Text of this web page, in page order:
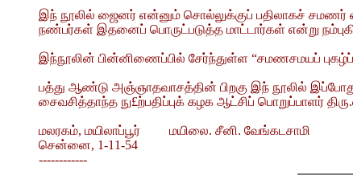
இந் நூலில் ஜைனர் என்னும் சொல்லுக்குப் பதிலாகச்
நண்பர்கள் இதனைப் பொருட்படுத்த மாட்டார்கள் என்று
இந்நூலின் பின்னிணைப்பில் சேர்ந்துள்ள “சமணசமயப்
பத்து ஆண்டு அஞ்ஞாதவாசத்தின் பிறகு இந் நூலில்
சைவசித்தாந்த நு£ற்பதிப்புக் கழக ஆட்சிப் பொறுப்பாளர்
மலரகம், மயிலாப்பூர் மயிலை. சீனி. வேங்கடசாமி
சென்னை, 1-11-54
------------